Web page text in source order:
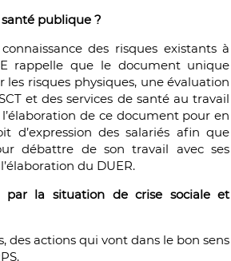
publique ?
des risques existants à
rappelle que le document unique
risques physiques, une évaluation
et des services de santé au travail
de ce document pour en
d’expression des salariés afin que
débattre de son travail avec ses
du DUER.
par la situation de crise sociale et
des actions qui vont dans le bon sens